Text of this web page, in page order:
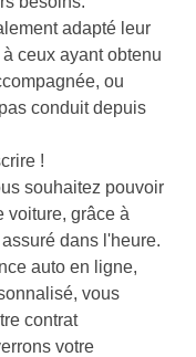
adapté leur
ceux ayant obtenu
ou
conduit depuis
!
souhaitez pouvoir
voiture, grâce à
dans l'heure.
auto en ligne,
vous
contrat
votre